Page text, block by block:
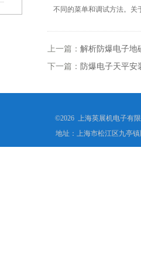
不同的菜单和调试方法。关
上一篇： 解析防爆电子地
下一篇： 防爆电子天平安
©2026 上海英展机电子有
地址：上海市松江区九亭镇